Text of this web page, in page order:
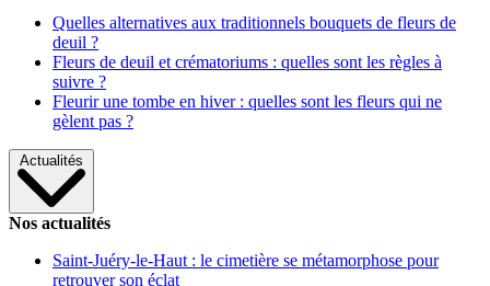
Quelles alternatives aux traditionnels bouquets de fleurs de
deuil ?
Fleurs de deuil et crématoriums : quelles sont les règles à
suivre ?
Fleurir une tombe en hiver : quelles sont les fleurs qui ne
gèlent pas ?
Actualités
Nos actualités
Saint-Juéry-le-Haut : le cimetière se métamorphose pour
retrouver son éclat